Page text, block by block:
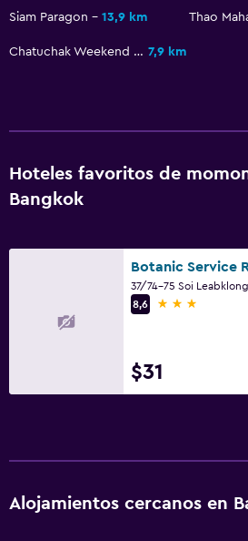
Siam Paragon 13,9 km
Chatuchak Weekend Market 7,9 km
Hoteles favoritos de
Bangkok
8,6
3 estrellas
$31
Alojamientos cercanos en